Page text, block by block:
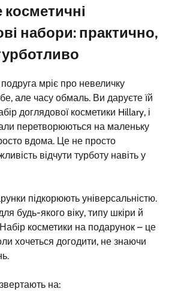
набори: практично,
подруга мріє про невеличку
але часу обмаль. Ви даруєте їй
доглядової косметики Hillary, і
перетворюються на маленьку
вдома. Це не просто
відчути турботу навіть у
підкорюють універсальністю.
будь-якого віку, типу шкіри й
косметики на подарунок – це
хочеться догодити, не знаючи
на: